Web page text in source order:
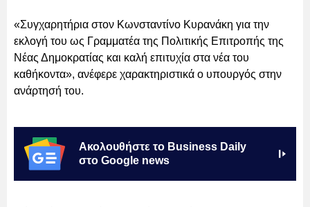
«Συγχαρητήρια στον Κωνσταντίνο Κυρανάκη για την
εκλογή του ως Γραμματέα της Πολιτικής Επιτροπής της
Νέας Δημοκρατίας και καλή επιτυχία στα νέα του
καθήκοντα», ανέφερε χαρακτηριστικά ο υπουργός στην
ανάρτησή του.
Ακολουθήστε το Business Daily
στο Google news